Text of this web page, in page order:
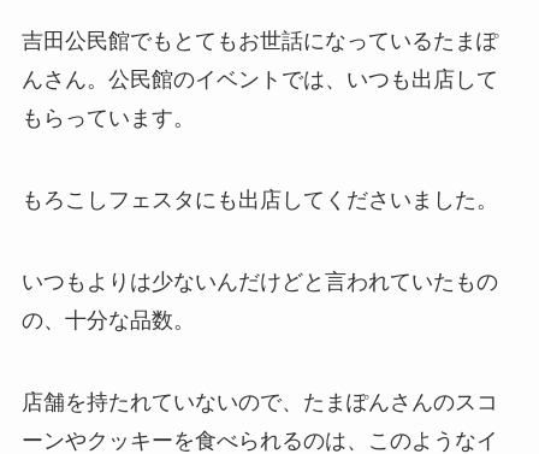
吉田公民館でもとてもお世話になっているたまぽ
んさん。公民館のイベントでは、いつも出店して
もらっています。
もろこしフェスタにも出店してくださいました。
いつもよりは少ないんだけどと言われていたもの
の、十分な品数。
店舗を持たれていないので、たまぽんさんのスコ
ーンやクッキーを食べられるのは、このようなイ